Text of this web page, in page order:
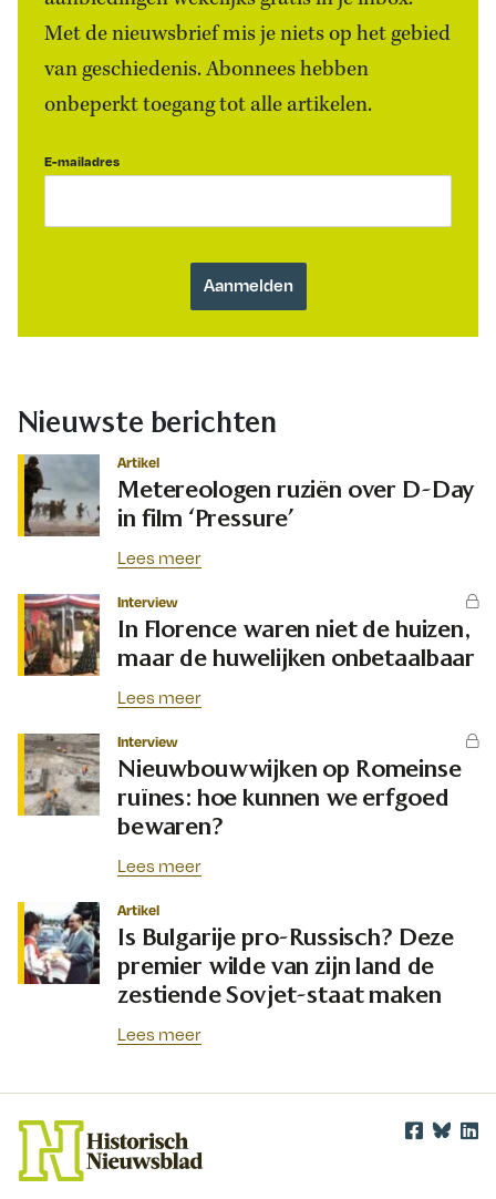
Met de nieuwsbrief mis je niets op het gebied
van geschiedenis. Abonnees hebben
onbeperkt toegang tot alle artikelen.
E-mailadres
Nieuwste berichten
Artikel
Metereologen ruziën over D-Day
in film ‘Pressure’
Lees meer
Interview
In Florence waren niet de huizen,
maar de huwelijken onbetaalbaar
Lees meer
Interview
Nieuwbouwwijken op Romeinse
ruïnes: hoe kunnen we erfgoed
bewaren?
Lees meer
Artikel
Is Bulgarije pro-Russisch? Deze
premier wilde van zijn land de
zestiende Sovjet-staat maken
Lees meer